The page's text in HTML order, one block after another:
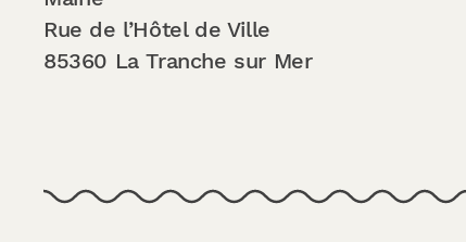
Rue de l’Hôtel de Ville
85360 La Tranche sur Mer